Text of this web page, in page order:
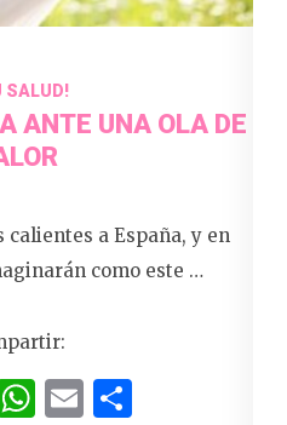
SALUD!
ANTE UNA OLA DE
a España, y en
como este …
WhatsApp
Email